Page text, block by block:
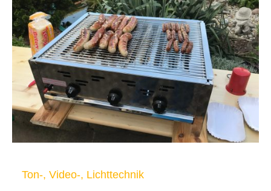
Ton-, Video-, Lichttechnik